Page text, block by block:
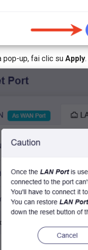
pop-up, fai clic su Apply.